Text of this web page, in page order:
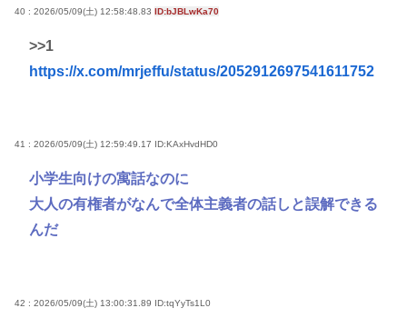
40 : 2026/05/09(土) 12:58:48.83 ID:bJBLwKa70
>>1
https://x.com/mrjeffu/status/2052912697541611752
41 : 2026/05/09(土) 12:59:49.17 ID:KAxHvdHD0
小学生向けの寓話なのに
大人の有権者がなんで全体主義者の話しと誤解できる
んだ
42 : 2026/05/09(土) 13:00:31.89 ID:tqYyTs1L0